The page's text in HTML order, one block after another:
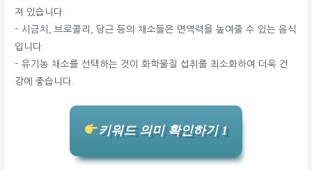
져 있습니다.
– 시금치, 브로콜리, 당근 등의 채소들은 면역력을 높여줄 수 있는 음식
입니다.
– 유기농 채소를 선택하는 것이 화학물질 섭취를 최소화하여 더욱 건
강에 좋습니다.
키워드 의미 확인하기 1